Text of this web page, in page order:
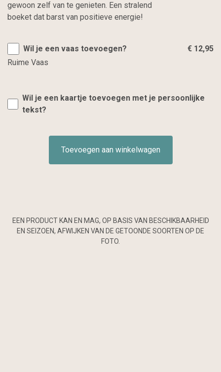
gewoon zelf van te genieten. Een stralend
boeket dat barst van positieve energie!
Wil je een vaas toevoegen?
Ruime Vaas
€ 12,95
Wil je een kaartje toevoegen met je persoonlijke
tekst?
Toevoegen aan winkelwagen
EEN PRODUCT KAN EN MAG, OP BASIS VAN BESCHIKBAARHEID
EN SEIZOEN, AFWIJKEN VAN DE GETOONDE SOORTEN OP DE
FOTO.